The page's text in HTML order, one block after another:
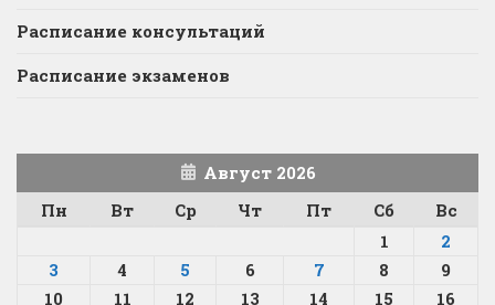
Расписание консультаций
Расписание экзаменов
Август 2026
Пн
Вт Ср Чт Пт Сб
Вс
1
2
3
4 5 6 7 8
9
10
11 12 13 14 15 16